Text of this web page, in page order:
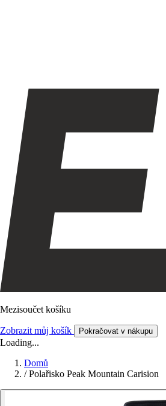
Mezisoučet košíku
Zobrazit můj košík Pokračovat v nákupu
Loading...
Domů
/ Polařisko Peak Mountain Carision